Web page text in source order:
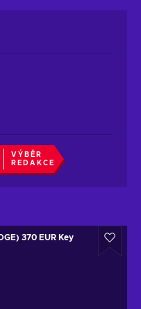
VÝBĚR
REDAKCE
370 EUR Key